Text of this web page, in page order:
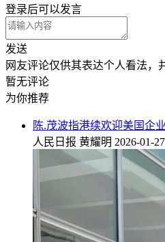
登录后可以发言
发送
网友评论仅供其表达个人看法，
暂无评论
为你推荐
陈.茂波指港续欢迎美国企
人民日报 黄耀明 2026-01-